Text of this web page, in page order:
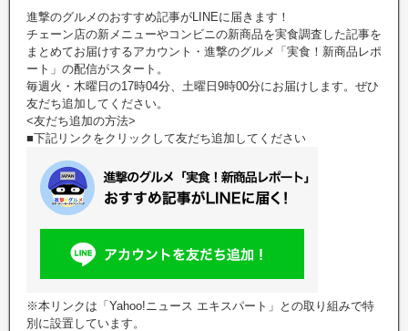
進撃のグルメのおすすめ記事がLINEに届きます！
チェーン店の新メニューやコンビニの新商品を実食調査した記事を
まとめてお届けするアカウント・進撃のグルメ「実食！新商品レポ
ート」の配信がスタート。
毎週火・木曜日の17時04分、土曜日9時00分にお届けします。ぜひ
友だち追加してください。
<友だち追加の方法>
■下記リンクをクリックして友だち追加してください
※本リンクは「Yahoo!ニュース エキスパート」との取り組みで特
別に設置しています。